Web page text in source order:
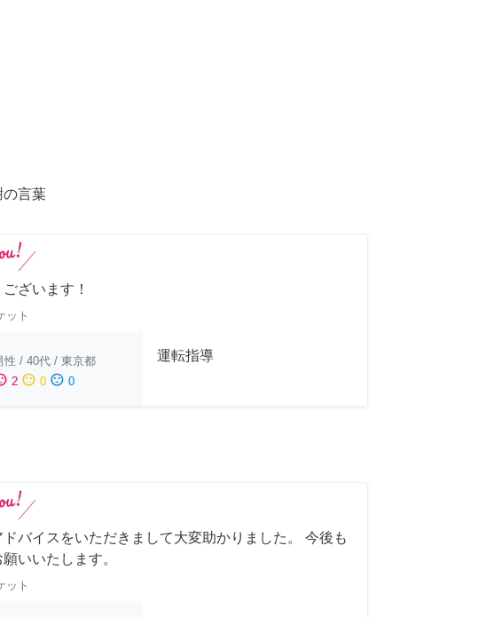
の言葉
ざいます！
ット
性 / 40代 / 東京都
2 sentiment_neutral 0 sentiment_dissatisfied 0
運転指導
ドバイスをいただきまして大変助かりました。 今後も
いいたします。
ット